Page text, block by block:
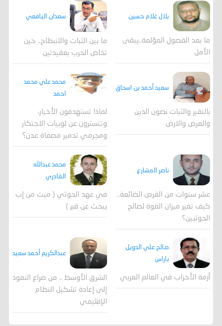
بلال غلام حسين
ما بعد الفصول المؤلمة..يبقى
الأمل
سعدان اليافعي
ما بين الثبات والانبطاح.. حين
تخاض الحرب بعقيدتين
سعيد أحمد بن اسحاق
بالنفير والثبات نصون الدين
والعرض والارض
محمد علي محمد
احمد
لماذا تستهدفون الأخيار،
وتتسترون عن لوبيات الاحتكار
ومجرمي تدمير مصفاة عدن؟
ناصر المشارع
عشر سنوات من الفرص الضائعة..
كيف تغير ميزان القوة لصالح
الحوثيين؟
محمد عبدالله
القادري
في عهد الحوثي ( ميت من إب
يبحث عن قبر )
صالح علي الدويل
باراس
أزمة الأحزاب في العالم العربي
عبدالكريم أحمد سعيد
الشرق الأوسط .. من صراع النفوذ
إلى إعادة تشكيل النظام
الإقليمي